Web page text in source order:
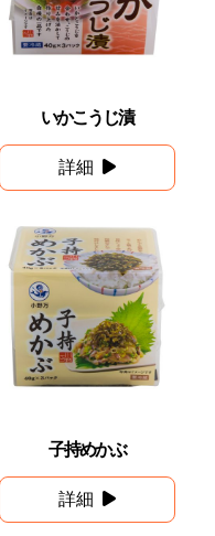
いかこうじ漬
詳細
子持めかぶ
詳細